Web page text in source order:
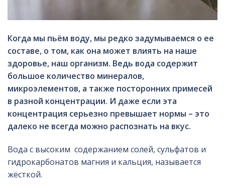
Когда мы пьём воду, мы редко задумываемся о ее
составе, о том, как она может влиять на наше
здоровье, наш организм. Ведь вода содержит
большое количество минералов,
микроэлементов, а также посторонних примесей
в разной концентрации. И даже если эта
концентрация серьезно превышает нормы – это
далеко не всегда можно распознать на вкус.
Вода с высоким содержанием солей, сульфатов и
гидрокарбонатов магния и кальция, называется
жёсткой.